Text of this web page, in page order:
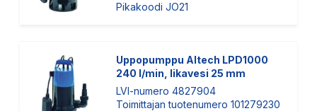
Pikakoodi JO21
Uppopumppu Altech LPD1000
240 l/min, likavesi 25 mm
LVI-numero 4827904
Toimittajan tuotenumero 101279230